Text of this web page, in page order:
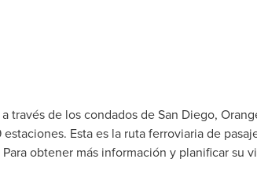
través de los condados deSan Diego,
Esta es la ruta ferroviaria de
obtener más información y planificar su